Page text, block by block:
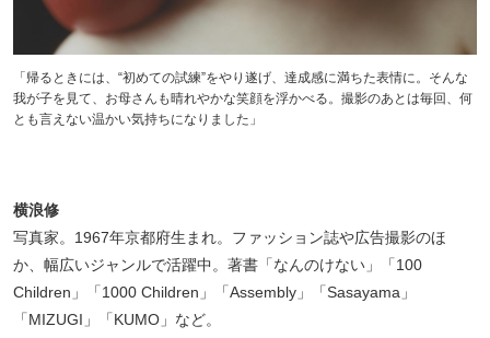
「帰るときには、“初めての試練”をやり遂げ、達成感に満ちた表情に。そんな
我が子を見て、お母さんも晴れやかな笑顔を浮かべる。撮影のあとは毎回、何
とも言えない温かい気持ちになりました」
横浪修
写真家。1967年京都府生まれ。ファッション誌や広告撮影のほ
か、幅広いジャンルで活躍中。著書「なんのけない」「100
Children」「1000 Children」「Assembly」「Sasayama」
「MIZUGI」「KUMO」など。